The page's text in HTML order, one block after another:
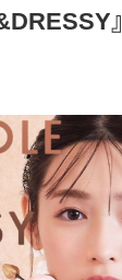
』